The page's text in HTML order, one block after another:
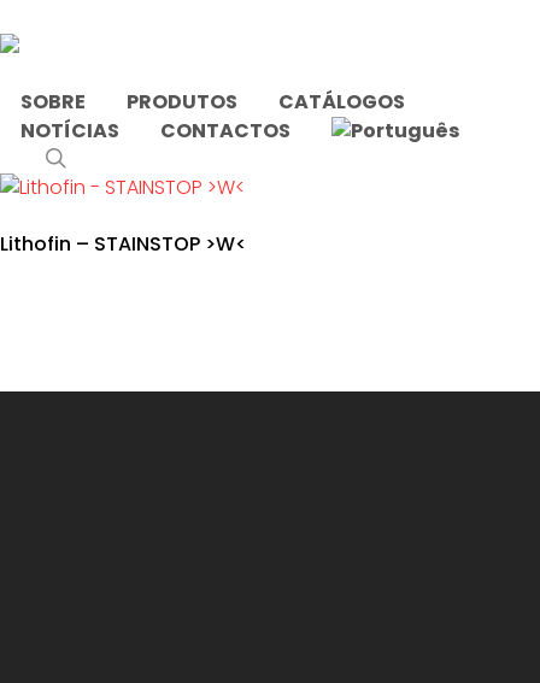
to
content
SOBRE PRODUTOS
CATÁLOGOS
NOTÍCIAS
CONTACTOS
Início Produtos etiquetados com “sujidade”
Lithofin – STAINSTOP >W<